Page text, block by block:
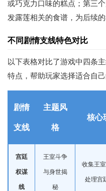
或巧克力口味的糕点；第三
发露莲相关的食谱，为后续的
不同剧情支线特色对比
以下表格对比了游戏中四条
特点，帮助玩家选择适合自己
剧情
支线
主题风
格
核心
宫廷
权谋
线
王室斗争
与身世揭
秘
收集王室
处理宫